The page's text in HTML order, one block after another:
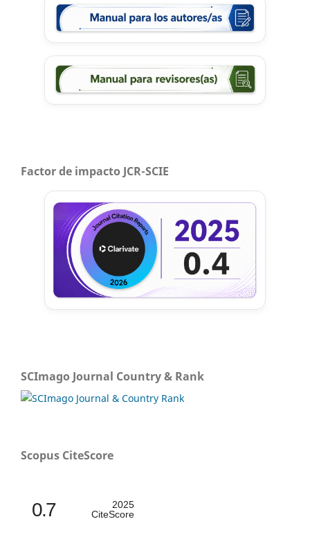
Factor de impacto JCR-SCIE
SCImago Journal Country & Rank
Scopus CiteScore
0.7
2025
CiteScore